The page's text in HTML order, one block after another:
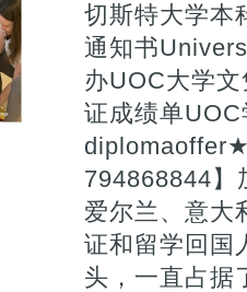
切斯特大学本
通知书
办UOC大学
证成绩单
794868844】
爱尔兰、意大
证和留学回国
头，一直占据